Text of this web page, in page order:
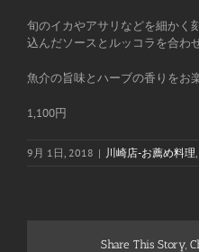
旬のイカやアサリなどを細かく
込んだソースとルッコラを合わ
魚介の旨味とハーブの香りをお
1,100円
9月 1日, 2018 | 川崎店-お薦め料理
Share This Story,